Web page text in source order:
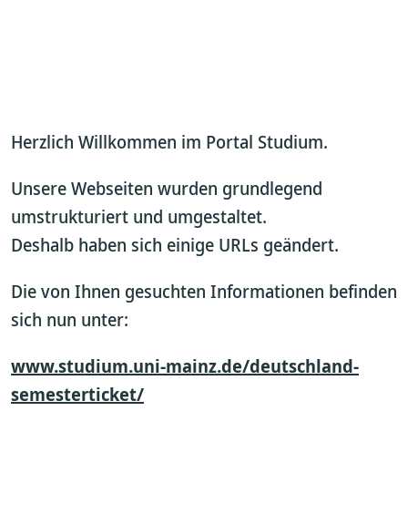
Herzlich Willkommen im Portal Studium.
Unsere Webseiten wurden grundlegend
umstrukturiert und umgestaltet.
Deshalb haben sich einige URLs geändert.
Die von Ihnen gesuchten Informationen befinden
sich nun unter:
www.studium.uni-mainz.de/deutschland-
semesterticket/